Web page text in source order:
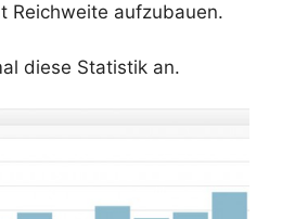
Reichweite aufzubauen.
diese Statistik an.